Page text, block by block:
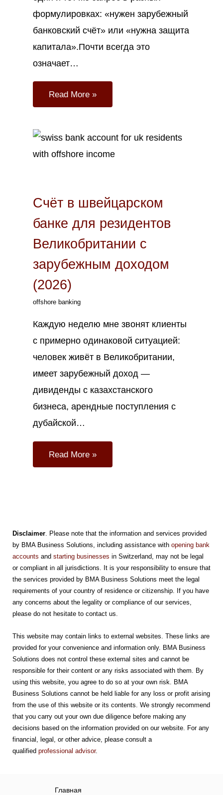
формулировках: «нужен зарубежный
банковский счёт» или «нужна защита
капитала».Почти всегда это
означает…
Read More »
Счёт в швейцарском
банке для резидентов
Великобритании с
зарубежным доходом
(2026)
offshore banking
Каждую неделю мне звонят клиенты
с примерно одинаковой ситуацией:
человек живёт в Великобритании,
имеет зарубежный доход —
дивиденды с казахстанского
бизнеса, арендные поступления с
дубайской…
Read More »
Disclaimer . Please note that the information and services provided
by BMA Business Solutions, including assistance with opening bank
accounts and starting businesses in Switzerland, may not be legal
or compliant in all jurisdictions. It is your responsibility to ensure that
the services provided by BMA Business Solutions meet the legal
requirements of your country of residence or citizenship. If you have
any concerns about the legality or compliance of our services,
please do not hesitate to contact us.
This website may contain links to external websites. These links are
provided for your convenience and information only. BMA Business
Solutions does not control these external sites and cannot be
responsible for their content or any risks associated with them. By
using this website, you agree to do so at your own risk. BMA
Business Solutions cannot be held liable for any loss or profit arising
from the use of this website or its contents. We strongly recommend
that you carry out your own due diligence before making any
decisions based on the information provided on our website. For any
financial, legal, or other advice, please consult a
qualified professional advisor.
Главная